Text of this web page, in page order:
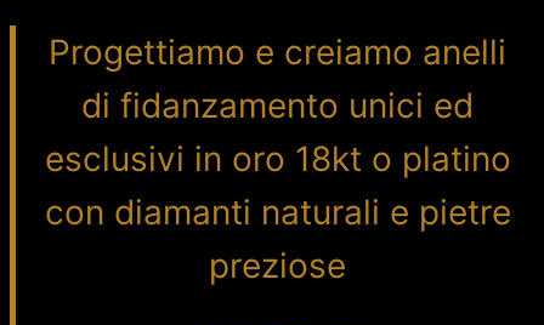
Progettiamo e creiamo anelli
di fidanzamento unici ed
esclusivi in oro 18kt o platino
con diamanti naturali e pietre
preziose